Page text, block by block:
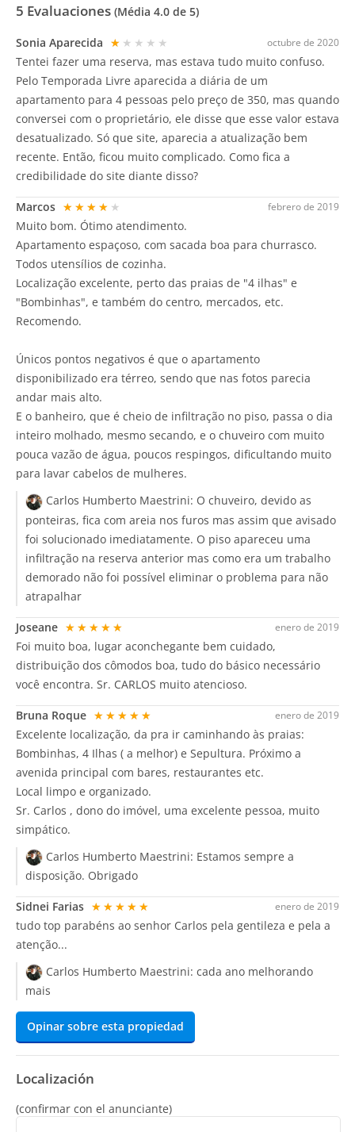
5 Evaluaciones (Média 4.0 de 5)
octubre de 2020
Sonia Aparecida ★★★★★
Tentei fazer uma reserva, mas estava tudo muito confuso.
Pelo Temporada Livre aparecida a diária de um
apartamento para 4 pessoas pelo preço de 350, mas quando
conversei com o proprietário, ele disse que esse valor estava
desatualizado. Só que site, aparecia a atualização bem
recente. Então, ficou muito complicado. Como fica a
credibilidade do site diante disso?
febrero de 2019
Marcos ★★★★★
Muito bom. Ótimo atendimento.
Apartamento espaçoso, com sacada boa para churrasco.
Todos utensílios de cozinha.
Localização excelente, perto das praias de "4 ilhas" e
"Bombinhas", e também do centro, mercados, etc.
Recomendo.
Únicos pontos negativos é que o apartamento
disponibilizado era térreo, sendo que nas fotos parecia
andar mais alto.
E o banheiro, que é cheio de infiltração no piso, passa o dia
inteiro molhado, mesmo secando, e o chuveiro com muito
pouca vazão de água, poucos respingos, dificultando muito
para lavar cabelos de mulheres.
Carlos Humberto Maestrini: O chuveiro, devido as
ponteiras, fica com areia nos furos mas assim que avisado
foi solucionado imediatamente. O piso apareceu uma
infiltração na reserva anterior mas como era um trabalho
demorado não foi possível eliminar o problema para não
atrapalhar
enero de 2019
Joseane ★★★★★
Foi muito boa, lugar aconchegante bem cuidado,
distribuição dos cômodos boa, tudo do básico necessário
você encontra. Sr. CARLOS muito atencioso.
enero de 2019
Bruna Roque ★★★★★
Excelente localização, da pra ir caminhando às praias:
Bombinhas, 4 Ilhas ( a melhor) e Sepultura. Próximo a
avenida principal com bares, restaurantes etc.
Local limpo e organizado.
Sr. Carlos , dono do imóvel, uma excelente pessoa, muito
simpático.
Carlos Humberto Maestrini: Estamos sempre a
disposição. Obrigado
enero de 2019
Sidnei Farias ★★★★★
tudo top parabéns ao senhor Carlos pela gentileza e pela a
atenção...
Carlos Humberto Maestrini: cada ano melhorando
mais
Opinar sobre esta propiedad
Localización
(confirmar con el anunciante)